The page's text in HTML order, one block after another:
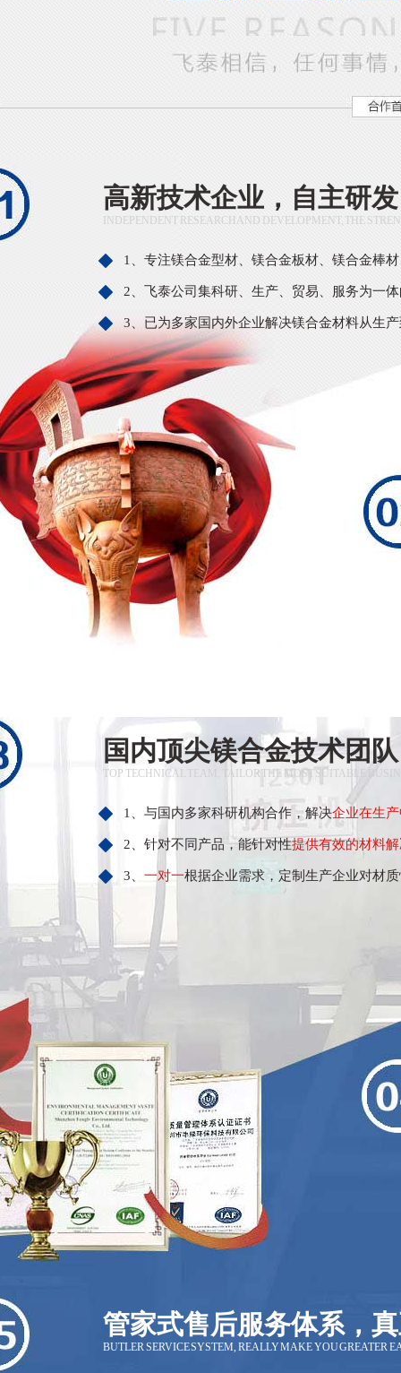
高新技术企业，自主研
INDEPENDENT RESEARCH AND DEVELOPMENT, THE
1、专注镁合金型材、镁合金板材、镁合金棒
2、飞泰公司集科研、生产、贸易、服务为一
3、已为多家国内外企业解决镁合金材料从生
国内顶尖镁合金技术团
TOP TECHNICAL TEAM, TAILOR THE MOST SUITABLE
1、与国内多家科研机构合作，解决企业在生
2、针对不同产品，能针对性提供有效的材料
3、 一对一根据企业需求，定制生产企业对材
管家式售后服务体系，
BUTLER SERVICE SYSTEM, REALLY MAKE YOU GREATER